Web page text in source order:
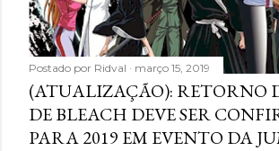
Postado por Ridval março 15, 2019
(ATUALIZAÇÃO): RETORNO
DE BLEACH DEVE SER
PARA 2019 EM EVENTO DA